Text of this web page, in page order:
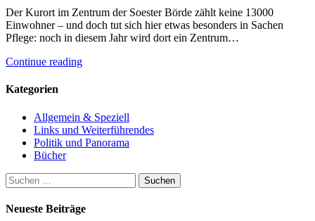
Der Kurort im Zentrum der Soester Börde zählt keine 13000
Einwohner – und doch tut sich hier etwas besonders in Sachen
Pflege: noch in diesem Jahr wird dort ein Zentrum…
Continue reading
Kategorien
Allgemein & Speziell
Links und Weiterführendes
Politik und Panorama
Bücher
Suchen
nach:
Neueste Beiträge